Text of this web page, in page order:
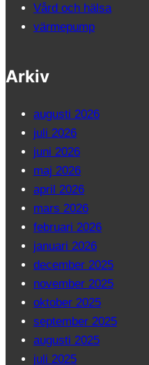
Vård och hälsa
värmepump
Arkiv
augusti 2026
juli 2026
juni 2026
maj 2026
april 2026
mars 2026
februari 2026
januari 2026
december 2025
november 2025
oktober 2025
september 2025
augusti 2025
juli 2025